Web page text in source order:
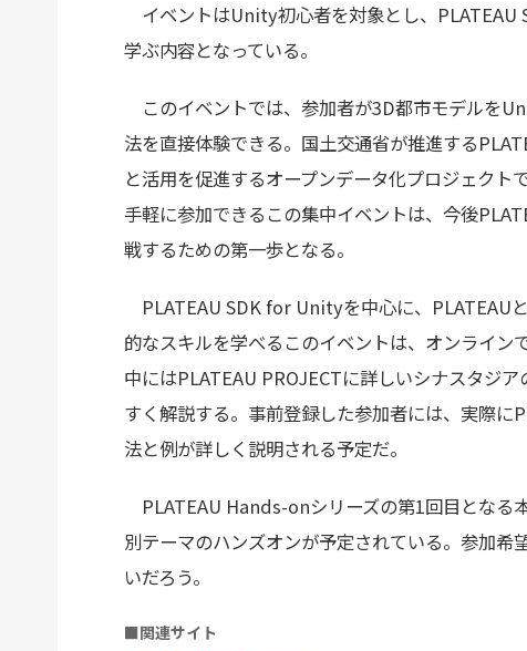
イベントはUnity初心者を対象とし、
学ぶ内容となっている。
このイベントでは、参加者が3D都市モデルを
法を直接体験できる。国土交通省が推進する
と活用を促進するオープンデータ化プロジェクト
手軽に参加できるこの集中イベントは、今後
戦するための第一歩となる。
PLATEAU SDK for Unityを中心に、PLATEAU
的なスキルを学べるこのイベントは、オンライン
中にはPLATEAU PROJECTに詳しいシナスタジ
すく解説する。事前登録した参加者には、実際に
法と例が詳しく説明される予定だ。
PLATEAU Hands-onシリーズの第1回目となる
別テーマのハンズオンが予定されている。参加希
いだろう。
■関連サイト